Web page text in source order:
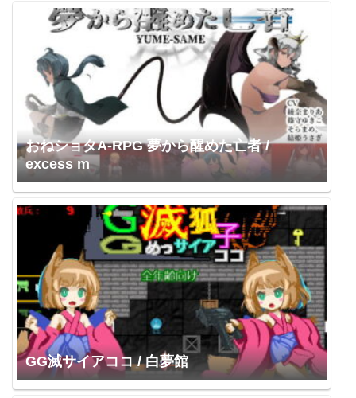
おねショタA-RPG 夢から醒めた亡者 /
excess m
GG滅サイアココ / 白夢館